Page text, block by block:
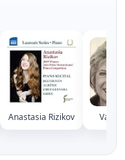
Anastasia Rizikov